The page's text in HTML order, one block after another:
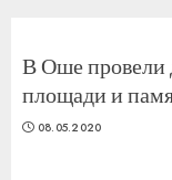
В Оше провели
площади и
08.05.2020